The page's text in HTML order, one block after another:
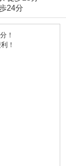
24分
！
！